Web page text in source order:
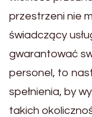
przestrzeni nie
świadczący
gwarantować
personel, to
spełnienia, by
takich